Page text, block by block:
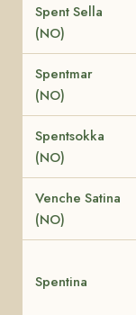
Spent Sella
(NO)
Spentmar
(NO)
Spentsokka
(NO)
Venche Satina
(NO)
Spentina